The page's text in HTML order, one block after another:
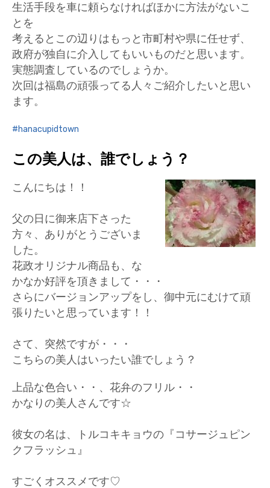
生活手段を車に頼らなければほかに方法がないこ
とを
考えるとこの辺りはもっと市町村や県に任せず、
政府が独自に介入してもいいものだと思います。
実態調査しているのでしょうか。
次回は福島の頑張ってる人々ご紹介したいと思い
ます。
hanacupidtown
この美人は、誰でしょう？
こんにちは！！
父の日に御来店下さった
方々、ありがとうございま
した。
花政オリジナル商品も、な
かなか好評を頂きまして・・・
さらにバージョンアップをし、御中元にむけて頑
張りたいと思っています！！
さて、突然ですが・・・
こちらの美人はいったい誰でしょう？
上品な色合い・・、花弁のフリル・・
かなりの美人さんです☆
彼女の名は、トルコキキョウの『コサージュピン
クフラッシュ』
すごくオススメです♡